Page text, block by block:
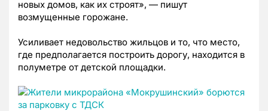
новых домов, как их строят», — пишут
возмущенные горожане.
Усиливает недовольство жильцов и то, что место,
где предполагается построить дорогу, находится в
полуметре от детской площадки.